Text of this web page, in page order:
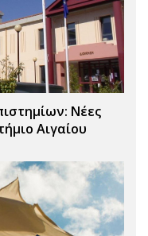
Νέες
Αιγαίου